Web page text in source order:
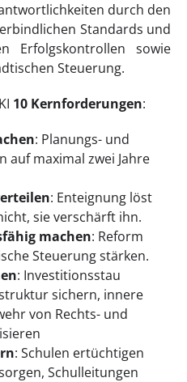
durch den
Standards und
Erfolgskontrollen sowie
Steuerung.
10 Kernforderungen:
: Planungs- und
auf maximal zwei Jahre
: Enteignung löst
sie verschärft ihn.
machen: Reform
Steuerung stärken.
: Investitionsstau
sichern, innere
von Rechts- und
: Schulen ertüchtigen
Schulleitungen